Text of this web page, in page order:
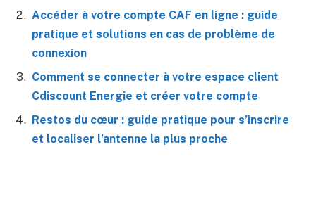
Accéder à votre compte CAF en ligne : guide
pratique et solutions en cas de problème de
connexion
Comment se connecter à votre espace client
Cdiscount Energie et créer votre compte
Restos du cœur : guide pratique pour s’inscrire
et localiser l’antenne la plus proche